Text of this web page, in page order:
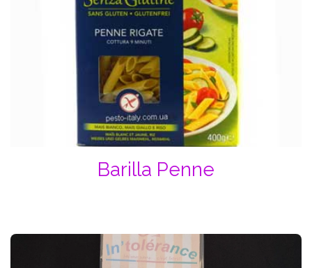
Barilla Penne